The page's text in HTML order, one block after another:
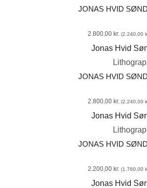
JONAS HVID
2.800,00 kr. (2.240,00
JONAS HVID
2.800,00 kr. (2.240,00
JONAS HVID
2.200,00 kr. (1.760,00